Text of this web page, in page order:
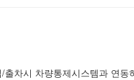
출차시 차량통제시스템과 연